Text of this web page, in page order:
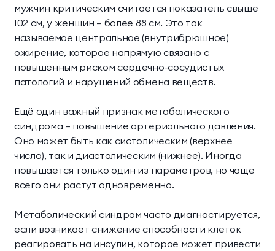
мужчин критическим считается показатель свыше
102 см, у женщин — более 88 см. Это так
называемое центральное (внутрибрюшное)
ожирение, которое напрямую связано с
повышенным риском сердечно-сосудистых
патологий и нарушений обмена веществ.
Ещё один важный признак метаболического
синдрома — повышение артериального давления.
Оно может быть как систолическим (верхнее
число), так и диастолическим (нижнее). Иногда
повышается только один из параметров, но чаще
всего они растут одновременно.
Метаболический синдром часто диагностируется,
если возникает снижение способности клеток
реагировать на инсулин, которое может привести